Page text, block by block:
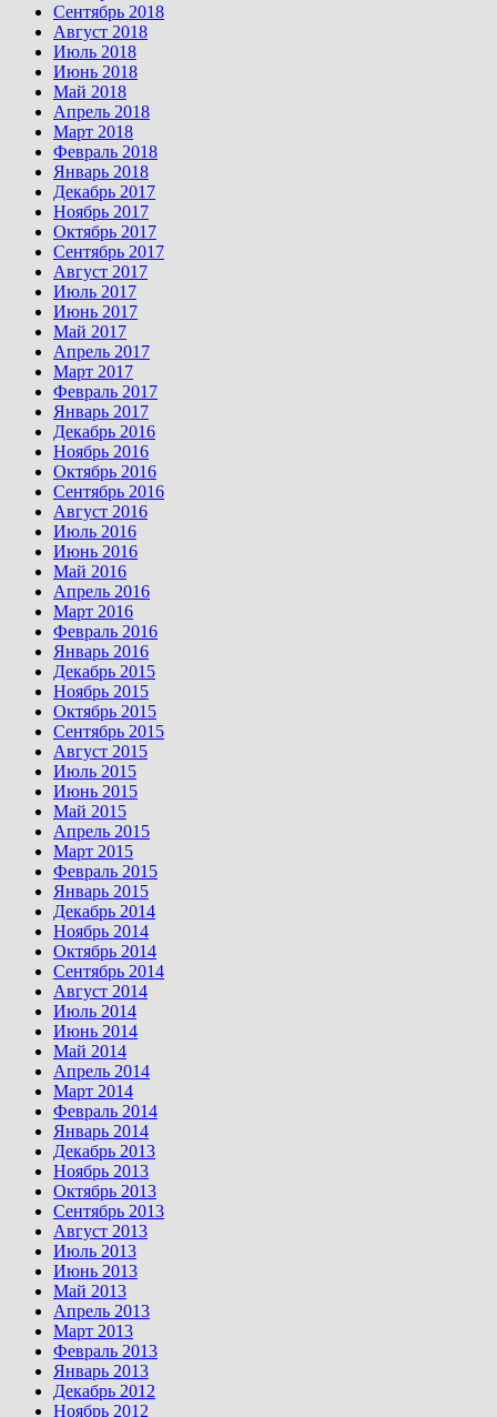
Сентябрь 2018
Август 2018
Июль 2018
Июнь 2018
Май 2018
Апрель 2018
Март 2018
Февраль 2018
Январь 2018
Декабрь 2017
Ноябрь 2017
Октябрь 2017
Сентябрь 2017
Август 2017
Июль 2017
Июнь 2017
Май 2017
Апрель 2017
Март 2017
Февраль 2017
Январь 2017
Декабрь 2016
Ноябрь 2016
Октябрь 2016
Сентябрь 2016
Август 2016
Июль 2016
Июнь 2016
Май 2016
Апрель 2016
Март 2016
Февраль 2016
Январь 2016
Декабрь 2015
Ноябрь 2015
Октябрь 2015
Сентябрь 2015
Август 2015
Июль 2015
Июнь 2015
Май 2015
Апрель 2015
Март 2015
Февраль 2015
Январь 2015
Декабрь 2014
Ноябрь 2014
Октябрь 2014
Сентябрь 2014
Август 2014
Июль 2014
Июнь 2014
Май 2014
Апрель 2014
Март 2014
Февраль 2014
Январь 2014
Декабрь 2013
Ноябрь 2013
Октябрь 2013
Сентябрь 2013
Август 2013
Июль 2013
Июнь 2013
Май 2013
Апрель 2013
Март 2013
Февраль 2013
Январь 2013
Декабрь 2012
Ноябрь 2012